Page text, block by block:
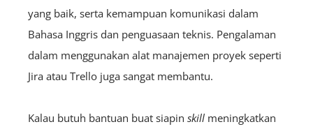
yang baik, serta kemampuan komunikasi dalam
Bahasa Inggris dan penguasaan teknis. Pengalaman
dalam menggunakan alat manajemen proyek seperti
Jira atau Trello juga sangat membantu.
Kalau butuh bantuan buat siapin skill meningkatkan